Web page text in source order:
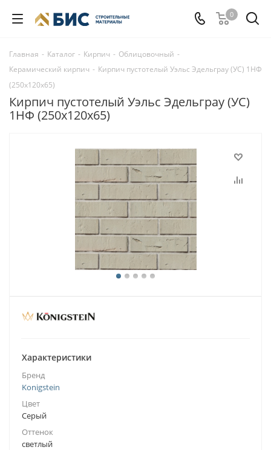
0
Главная - Каталог - Кирпич - Облицовочный -
Керамический кирпич - Кирпич пустотелый Уэльс Эдельграу (УС) 1НФ
(250х120х65)
Кирпич пустотелый Уэльс Эдельграу (УС)
1НФ (250х120х65)
Характеристики
Бренд
Konigstein
Цвет
Серый
Оттенок
светлый